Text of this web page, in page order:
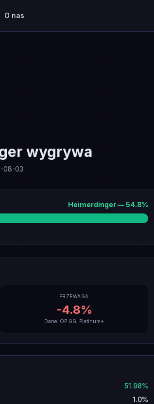
O nas
wygrywa
08-03
Heimerdinger—54.8%
PRZEWAGA
-4.8%
Dane: OP.GG, Platinum+
51.98%
1.0%